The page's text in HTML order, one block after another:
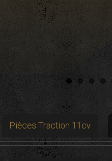
Pièces Traction 11cv